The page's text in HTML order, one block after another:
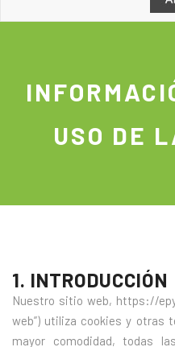
USO DE
1. INTRODUCCIÓN
Nuestro sitio web, https://
web”) utiliza cookies y otras
mayor comodidad, todas